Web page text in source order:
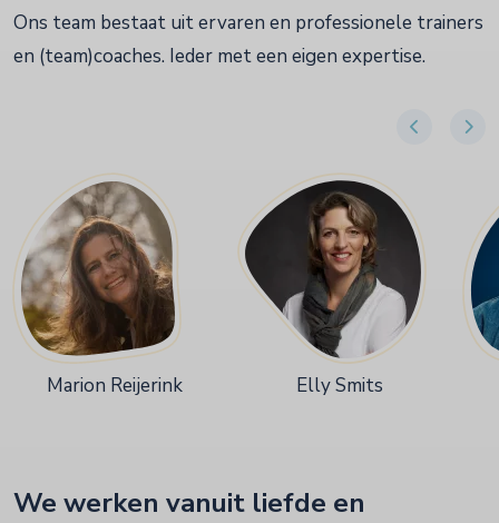
Ons team bestaat uit ervaren en professionele trainers
en (team)coaches. Ieder met een eigen expertise.
Marion Reijerink Elly Smits
We werken vanuit liefde en